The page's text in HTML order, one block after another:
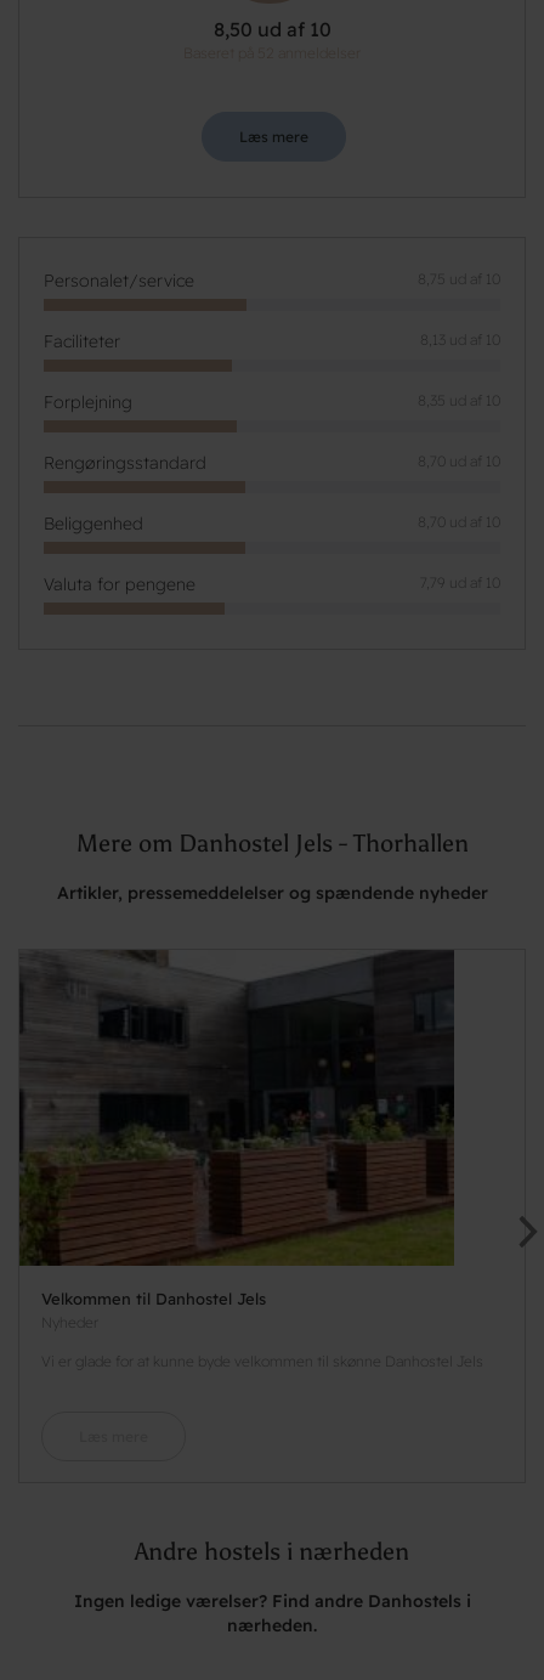
8,50 ud af 10
Læs mere
Personalet/service 8,75 ud af 10
Faciliteter 8,13 ud af 10
Forplejning 8,35 ud af 10
Rengøringsstandard 8,70 ud af 10
Beliggenhed 8,70 ud af 10
Valuta for pengene 7,79 ud af 10
Mere om Danhostel Jels - Thorhallen
Artikler, pressemeddelelser og spændende nyheder
Velkommen til Danhostel Jels
Vi er glade for at kunne byde velkommen til skønne Danhostel Jels
Andre hostels i nærheden
Ingen ledige værelser? Find andre Danhostels i
nærheden.